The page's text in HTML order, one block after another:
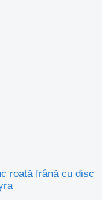
roată frână cu disc